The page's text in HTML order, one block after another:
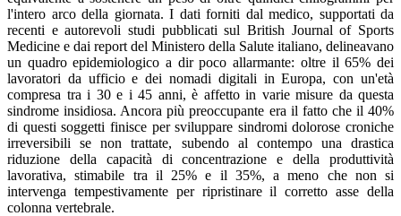
l'intero arco della giornata. I dati forniti dal medico, supportati da
recenti e autorevoli studi pubblicati sul British Journal of Sports
Medicine e dai report del Ministero della Salute italiano, delineavano
un quadro epidemiologico a dir poco allarmante: oltre il 65% dei
lavoratori da ufficio e dei nomadi digitali in Europa, con un'età
compresa tra i 30 e i 45 anni, è affetto in varie misure da questa
sindrome insidiosa. Ancora più preoccupante era il fatto che il 40%
di questi soggetti finisce per sviluppare sindromi dolorose croniche
irreversibili se non trattate, subendo al contempo una drastica
riduzione della capacità di concentrazione e della produttività
lavorativa, stimabile tra il 25% e il 35%, a meno che non si
intervenga tempestivamente per ripristinare il corretto asse della
colonna vertebrale.